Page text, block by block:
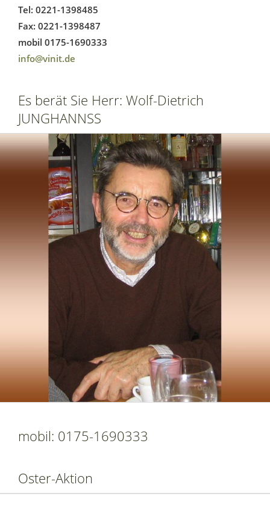
Tel: 0221-1398485
Fax: 0221-1398487
mobil 0175-1690333
info@vinit.de
Es berät Sie Herr: Wolf-Dietrich
JUNGHANNSS
mobil: 0175-1690333
Oster-Aktion